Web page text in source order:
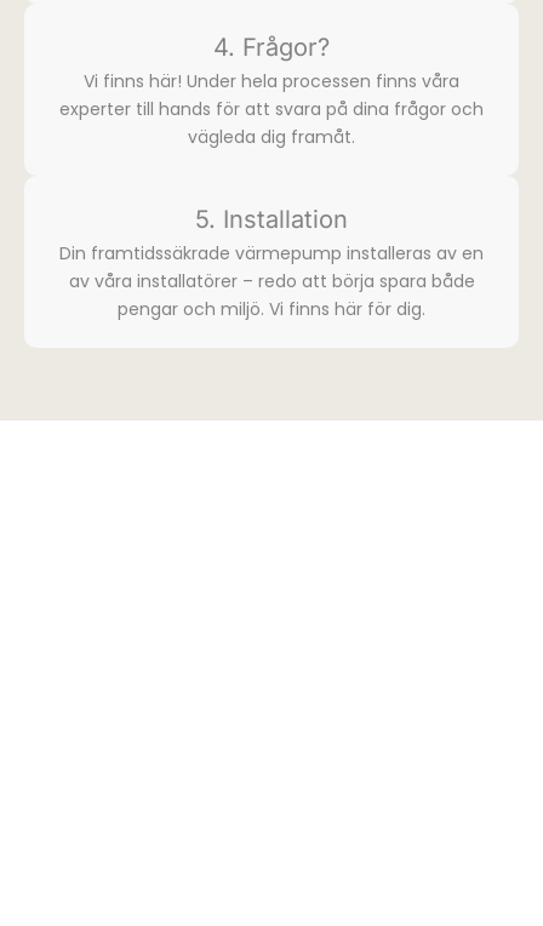
4. Frågor?
Vi finns här! Under hela processen finns våra
experter till hands för att svara på dina frågor och
vägleda dig framåt.
5. Installation
Din framtidssäkrade värmepump installeras av en
av våra installatörer – redo att börja spara både
pengar och miljö. Vi finns här för dig.​